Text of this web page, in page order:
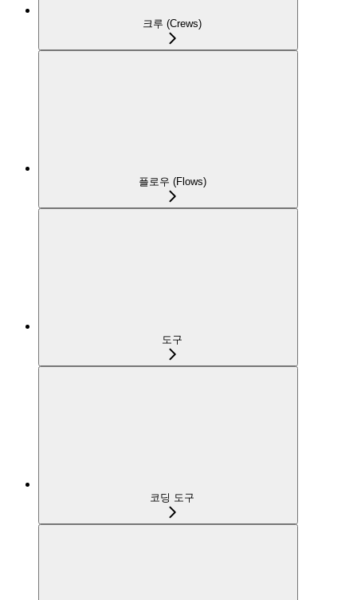
크루 (Crews)
플로우 (Flows)
도구
코딩 도구